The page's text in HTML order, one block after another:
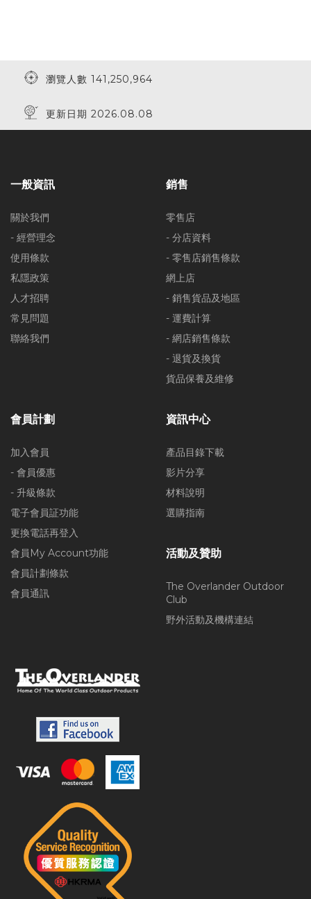
瀏覽人數 141,250,964
更新日期 2026.08.08
一般資訊
關於我們
- 經營理念
使用條款
私隱政策
人才招聘
常見問題
聯絡我們
銷售
零售店
- 分店資料
- 零售店銷售條款
網上店
- 銷售貨品及地區
- 運費計算
- 網店銷售條款
- 退貨及換貨
貨品保養及維修
會員計劃
加入會員
- 會員優惠
- 升級條款
電子會員証功能
更換電話再登入
會員My Account功能
會員計劃條款
會員通訊
資訊中心
產品目錄下載
影片分享
材料說明
選購指南
活動及贊助
The Overlander Outdoor
Club
野外活動及機構連結